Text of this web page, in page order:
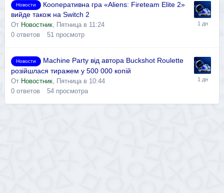
Новости
Кооперативна гра «Aliens: Fireteam Elite 2»
вийде також на Switch 2
От Новостник, Пятница в 11:24
0 ответов 51 просмотр
Новости
Machine Party від автора Buckshot Roulette
розійшлася тиражем у 500 000 копій
От Новостник Пятница в 10:44
0 ответов 54 просмотра